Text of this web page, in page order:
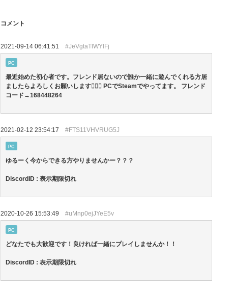
コメント
2021-09-14 06:41:51 #JeVgtaTlWYlFj
PC
最近始めた初心者です。フレンド居ないので誰か一緒に遊んでくれる方居
ましたらよろしくお願いします🙇‍♀️⤵️ PCでSteamでやってます。 フレンド
コード→168448264
2021-02-12 23:54:17 #FTS11VHVRUG5J
PC
ゆるーく今からできる方やりませんかー？？？
DiscordID : 表示期限切れ
2020-10-26 15:53:49 #uMnp0ejJYeE5v
PC
どなたでも大歓迎です！良ければ一緒にプレイしませんか！！
DiscordID : 表示期限切れ